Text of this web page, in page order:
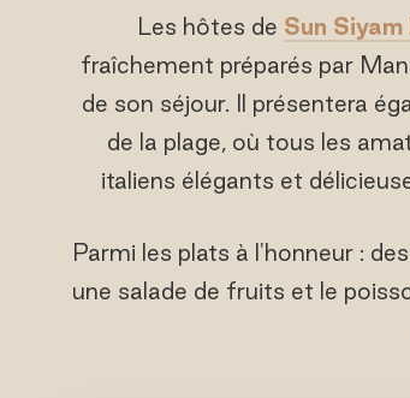
Les hôtes de Sun Siyam
fraîchement préparés par
de son séjour. Il présentera
de la plage, où tous les
italiens élégants et
Parmi les plats à l'honneur :
une salade de fruits et le